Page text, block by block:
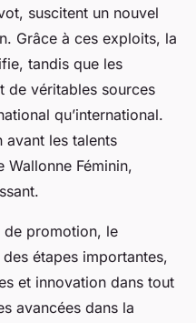
suscitent un nouvel
Grâce à ces exploits, la
tandis que les
de véritables sources
qu’international.
avant les talents
Wallonne Féminin,
de promotion, le
étapes importantes,
et innovation dans tout
avancées dans la